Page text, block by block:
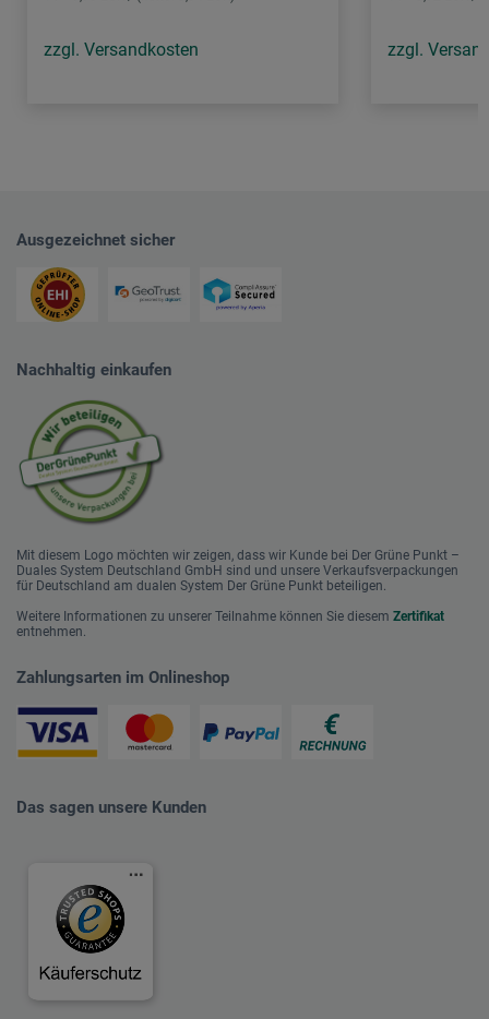
zzgl. Versandkosten zzgl.
Ausgezeichnet sicher
Nachhaltig einkaufen
Mit diesem Logo möchten wir zeigen, dass wir Kunde bei Der Grüne Punkt –
Duales System Deutschland GmbH sind und unsere Verkaufsverpackungen
für Deutschland am dualen System Der Grüne Punkt beteiligen.
Weitere Informationen zu unserer Teilnahme können Sie diesem Zertifikat
entnehmen.
Zahlungsarten im Onlineshop
Das sagen unsere Kunden